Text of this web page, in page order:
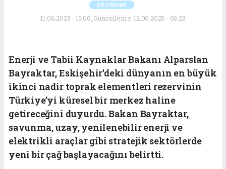
EKONOMİ
11.06.2025 - 15:06, Güncelleme: 12.06.2025 - 03:23
Enerji ve Tabii Kaynaklar Bakanı Alparslan
Bayraktar, Eskişehir’deki dünyanın en büyük
ikinci nadir toprak elementleri rezervinin
Türkiye’yi küresel bir merkez haline
getireceğini duyurdu. Bakan Bayraktar,
savunma, uzay, yenilenebilir enerji ve
elektrikli araçlar gibi stratejik sektörlerde
yeni bir çağ başlayacağını belirtti.